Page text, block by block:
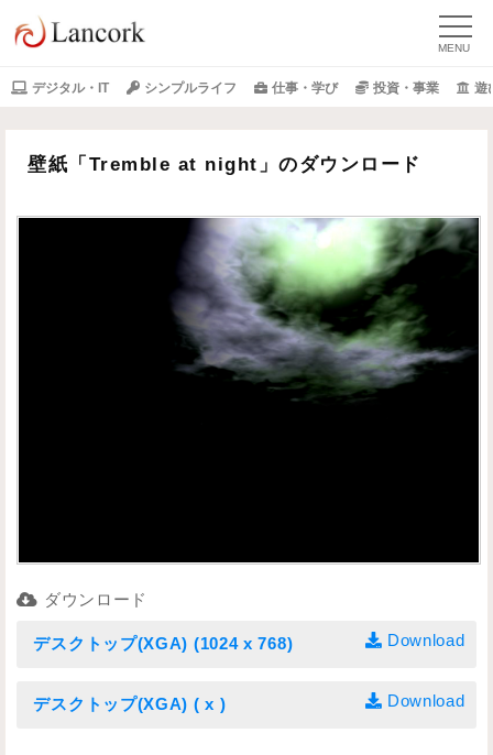
デジタル・IT シンプルライフ 仕事・学び 投資・事業 遊
壁紙「Tremble at night」のダウンロード
ダウンロード
デスクトップ(XGA) (1024 x 768) Download
デスクトップ(XGA) ( x ) Download